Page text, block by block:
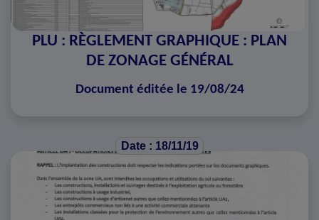
PLU : RÈGLEMENT GRAPHIQUE : PLAN
DE ZONAGE GÉNÉRAL
Document éditée le 19/08/24
Date : 18/11/19